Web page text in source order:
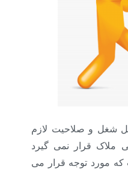
شغل و صلاحیت لازم
ملاک قرار نمی گیرد
مورد توجه قرار می